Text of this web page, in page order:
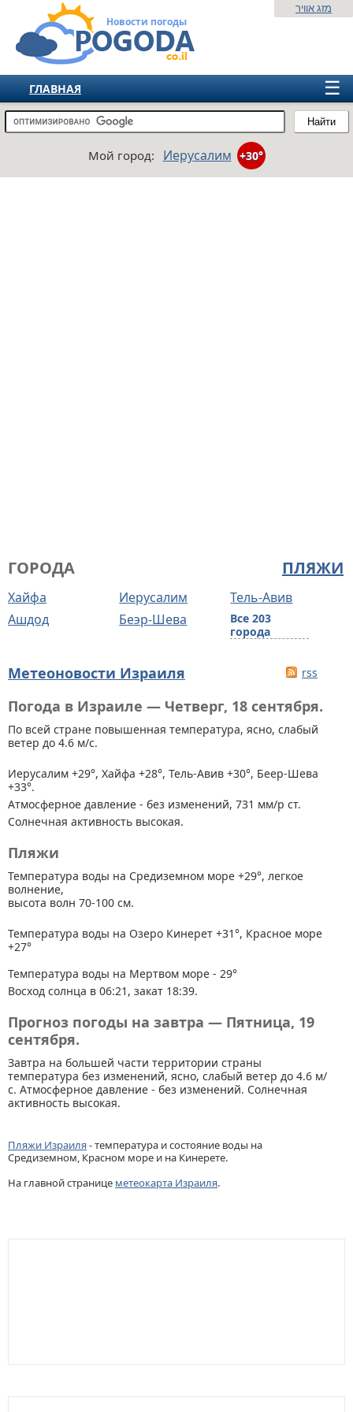
Новости погоды
Найти
מזג אוויר
☰
ГЛАВНАЯ
ИЗРАИЛЬ
ЕВРОПА
Мой город: Иерусалим +30°
ПЛЯЖИ
ГОРОДА
Хайфа Иерусалим
Тель-Авив
Ашдод
Беэр-Шева
Все 203
города
Метеоновости Израиля rss
Погода в Израиле — Четверг, 18 сентября.
По всей стране повышенная температура, ясно, слабый
ветер до 4.6 м/с.
Иерусалим +29°, Хайфа +28°, Тель-Авив +30°, Беер-Шева
+33°.
Атмосферное давление - без изменений, 731 мм/р ст.
Солнечная активность высокая.
Пляжи
Температура воды на Средиземном море +29°, легкое
волнение,
высота волн 70-100 см.
Температура воды на Озеро Кинерет +31°, Красное море
+27°
Температура воды на Мертвом море - 29°
Восход солнца в 06:21, закат 18:39.
Прогноз погоды на завтра — Пятница, 19
сентября.
Завтра на большей части территории страны
температура без изменений, ясно, слабый ветер до 4.6 м/
с. Атмосферное давление - без изменений. Солнечная
активность высокая.
Пляжи Израиля- температура и состояние воды на
Средиземном, Красном море и на Кинерете.
На главной странице метеокарта Израиля.